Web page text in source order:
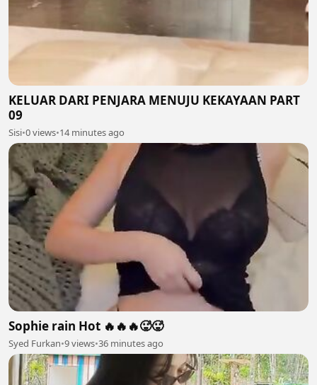
KELUAR DARI PENJARA MENUJU KEKAYAAN PART
09
Sisi•0 views•14 minutes ago
Sophie rain Hot 🔥🔥🔥🥵🥵
Syed Furkan•9 views•36 minutes ago